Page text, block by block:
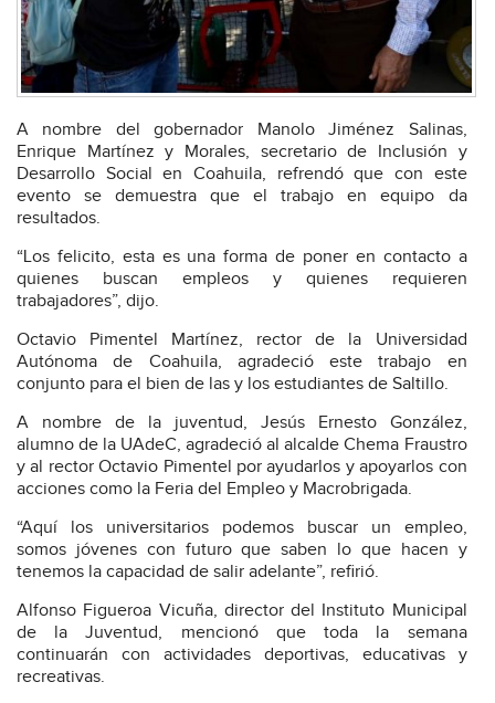
A nombre del gobernador Manolo Jiménez Salinas,
Enrique Martínez y Morales, secretario de Inclusión y
Desarrollo Social en Coahuila, refrendó que con este
evento se demuestra que el trabajo en equipo da
resultados.
“Los felicito, esta es una forma de poner en contacto a
quienes buscan empleos y quienes requieren
trabajadores”, dijo.
Octavio Pimentel Martínez, rector de la Universidad
Autónoma de Coahuila, agradeció este trabajo en
conjunto para el bien de las y los estudiantes de Saltillo.
A nombre de la juventud, Jesús Ernesto González,
alumno de la UAdeC, agradeció al alcalde Chema Fraustro
y al rector Octavio Pimentel por ayudarlos y apoyarlos con
acciones como la Feria del Empleo y Macrobrigada.
“Aquí los universitarios podemos buscar un empleo,
somos jóvenes con futuro que saben lo que hacen y
tenemos la capacidad de salir adelante”, refirió.
Alfonso Figueroa Vicuña, director del Instituto Municipal
de la Juventud, mencionó que toda la semana
continuarán con actividades deportivas, educativas y
recreativas.